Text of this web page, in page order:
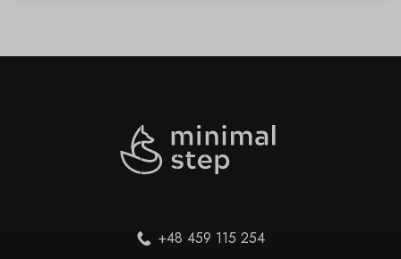
+48 459 115 254